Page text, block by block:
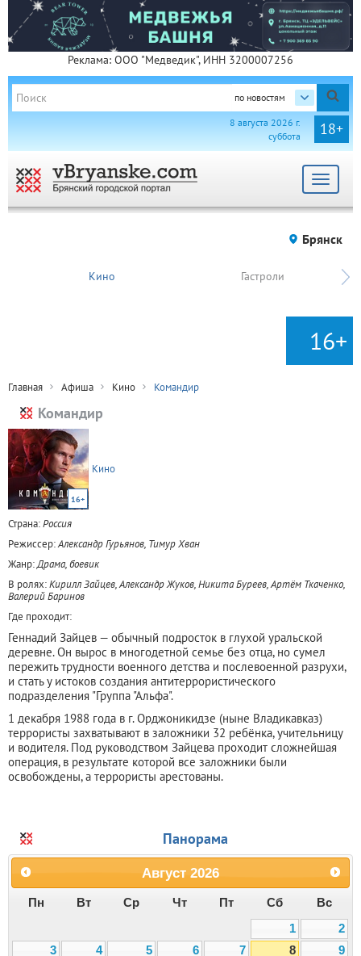
Реклама: ООО "Медведик", ИНН 3200007256
по новостям
18+
8 августа 2026 г.
суббота
Toggle
Брянск
Кино Гастроли
16+
Главная Афиша Кино Командир
Командир
16+
Кино
Страна:Россия
Режиссер:Александр Гурьянов, Тимур Хван
Жанр:Драма, боевик
В ролях:Кирилл Зайцев, Александр Жуков, Никита Буреев, Артём Ткаченко,
Валерий Баринов
Где проходит:
Геннадий Зайцев — обычный подросток в глухой уральской
деревне. Он вырос в многодетной семье без отца, но сумел
пережить трудности военного детства и послевоенной разрухи,
и стать у истоков создания антитеррористического
подразделения "Группа "Альфа".
1 декабря 1988 года в г. Орджоникидзе (ныне Владикавказ)
террористы захватывают в заложники 32 ребёнка, учительницу
и водителя. Под руководством Зайцева проходит сложнейшая
операция, в результате которой все заложники были
освобождены, а террористы арестованы.
Панорама
Август 2026
Пн Вт Ср Чт Пт Сб
Вс
1
2
3
4 5 6 7 8
9